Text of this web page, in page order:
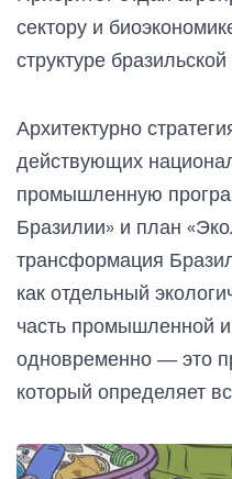
сектору и
структуре
Архитектурно
действующих
промышленную
Бразилии» и план
трансформация
как отдельный
часть промышленной
одновременно — это
который определяет